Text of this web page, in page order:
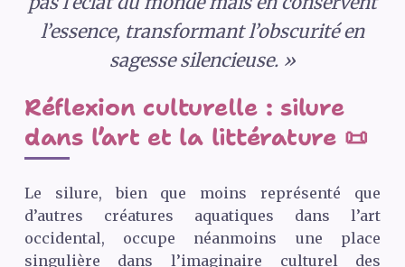
l’essence, transformant l’obscurité en
sagesse silencieuse. »
Réflexion culturelle : silure
dans l’art et la littérature 📜
Le silure, bien que moins représenté que
d’autres créatures aquatiques dans l’art
occidental, occupe néanmoins une place
singulière dans l’imaginaire culturel des